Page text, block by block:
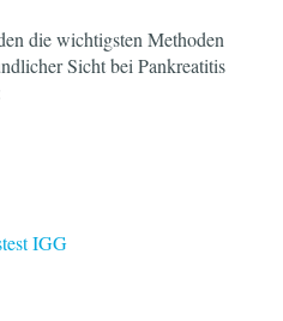
die wichtigsten Methoden
Sicht bei Pankreatitis
IGG